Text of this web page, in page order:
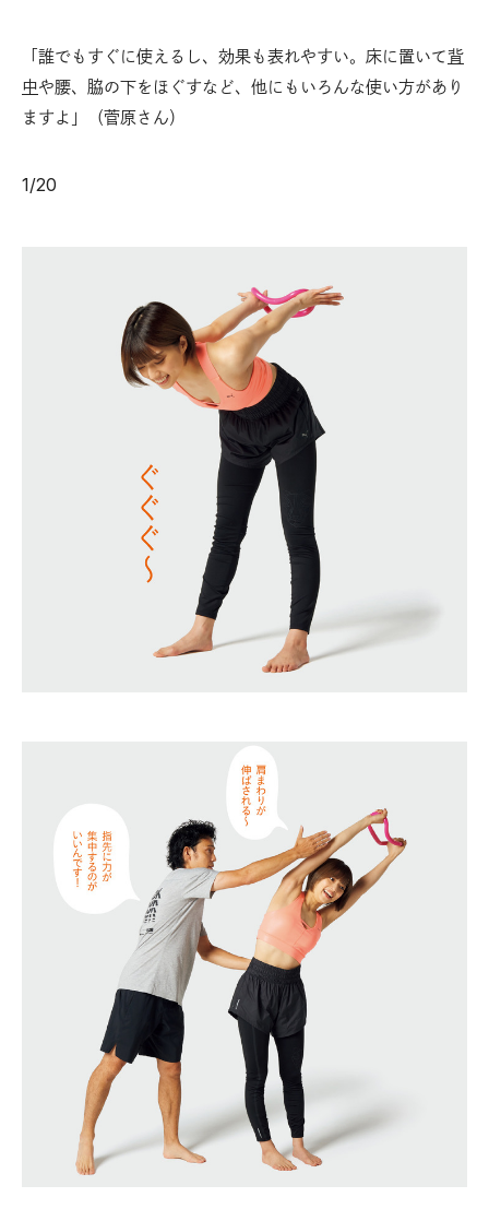
「誰でもすぐに使えるし、効果も表れやすい。床に置いて背
中や腰、脇の下をほぐすなど、他にもいろんな使い方があり
ますよ」（菅原さん）
1/20